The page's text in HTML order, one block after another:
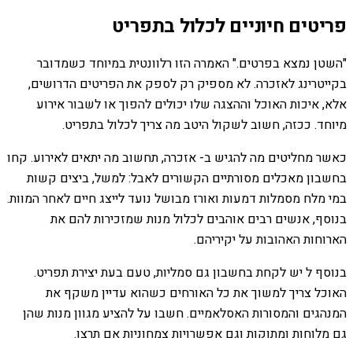
פריטים חיוניים לכלול בתפריט
"השטן נמצא בפרטים." האמרה הזו רלוונטית במיוחד כשמדובר
בקייטרינג לאזכרה. לא מספיק רק לספק את הפריטים הדרושים,
אלא, איכות האוכל וההצגה שלו יכולים להפוך או לשבור אירוע
מיוחד. ככזה, חשוב לשקול היטב מה צריך לכלול בתפריט.
כאשר מחליטים מה להגיש ב- אזכרה, תחשוב מה יתאים לאירוע. קחו
בחשבון מאכלים מסורתיים הקשורים לאבל: למשל, ביצים קשות
במי מלח מסמלות דמעות ואורז מבושל נועד לייצג חיים לאחר המוות.
בנוסף, אנשים רבים אוהבים לכלול מנות שמזכירות להם את
הארוחות האהובות על יקיריהם.
בנוסף ל יש לקחת בחשבון גם סמליות, טעם בעת יצירת תפריט.
האוכל צריך למשוך את כל האורחים כשהוא עדיין משקף את
המנהגים והמסורות האסלאמיים. חשבו על להציע מגוון מנות שהן
גם מלוחות ומתוקות וגם אפשרויות צמחוניות אם תרצו.